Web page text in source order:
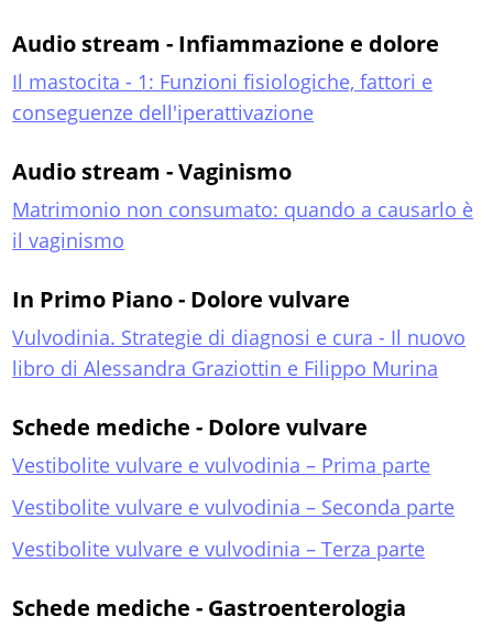
Audio stream - Infiammazione e dolore
Il mastocita - 1: Funzioni fisiologiche, fattori e
conseguenze dell'iperattivazione
Audio stream - Vaginismo
Matrimonio non consumato: quando a causarlo è
il vaginismo
In Primo Piano - Dolore vulvare
Vulvodinia. Strategie di diagnosi e cura - Il nuovo
libro di Alessandra Graziottin e Filippo Murina
Schede mediche - Dolore vulvare
Vestibolite vulvare e vulvodinia – Prima parte
Vestibolite vulvare e vulvodinia – Seconda parte
Vestibolite vulvare e vulvodinia – Terza parte
Schede mediche - Gastroenterologia